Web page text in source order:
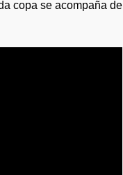
copa se acompaña de